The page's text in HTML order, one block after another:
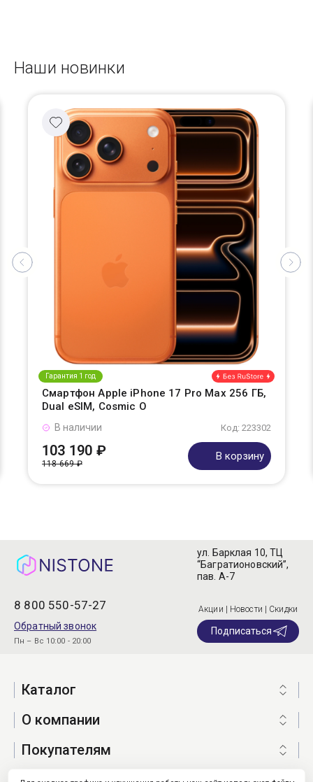
Наши новинки
Гарантия 1 год
Смартфон Apple iPhone 17 Pro Max 256 ГБ,
Dual eSIM, Cosmic O
Код: 223302
В наличии
103 190 ₽
118 669 ₽
В корзину
8 800 550-57-27
Обратный звонок
Пн – Вс 10:00 - 20:00
ул. Барклая 10, ТЦ
“Багратионовский”,
пав. А-7
Акции | Новости | Скидки
Подписаться
Каталог
О компании
Покупателям